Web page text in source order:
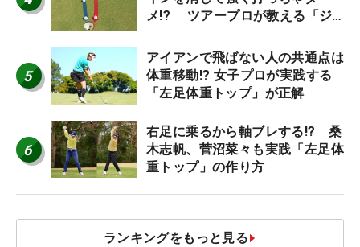
メ!? ツアープロが教える「ジ
減するワケ
5
アイアンで飛ばない人の共通点は
体重移動!? 女子プロが実践する
「左足体重トップ」が正解
6
右足に乗るから軸ブレする!? 桑
木志帆、菅沼菜々も実践「左足体
重トップ」の作り方
ランキングをもっと見る